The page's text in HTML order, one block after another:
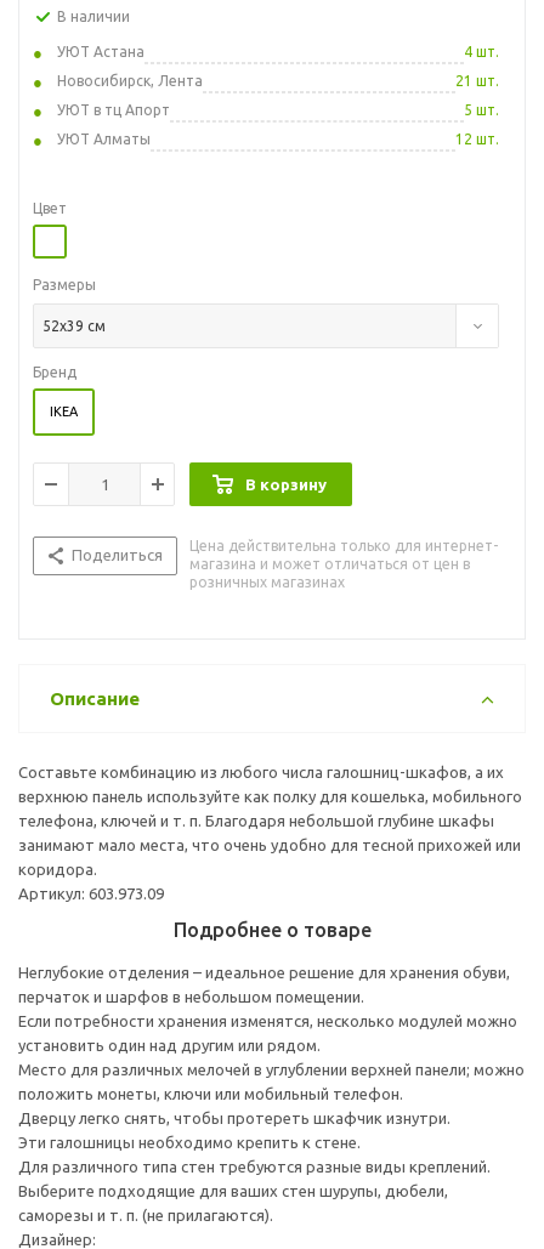
В наличии
УЮТ Астана
4 шт.
Новосибирск, Лента
21 шт.
УЮТ в тц Апорт
5 шт.
УЮТ Алматы
12 шт.
Цвет
Размеры
52x39 см
Бренд
IKEA
В корзину
Поделиться
Цена действительна только для интернет-
магазина и может отличаться от цен в
розничных магазинах
Описание
Составьте комбинацию из любого числа галошниц-шкафов, а их
верхнюю панель используйте как полку для кошелька, мобильного
телефона, ключей и т. п. Благодаря небольшой глубине шкафы
занимают мало места, что очень удобно для тесной прихожей или
коридора.
Артикул: 603.973.09
Подробнее о товаре
Неглубокие отделения – идеальное решение для хранения обуви,
перчаток и шарфов в небольшом помещении.
Если потребности хранения изменятся, несколько модулей можно
установить один над другим или рядом.
Место для различных мелочей в углублении верхней панели; можно
положить монеты, ключи или мобильный телефон.
Дверцу легко снять, чтобы протереть шкафчик изнутри.
Эти галошницы необходимо крепить к стене.
Для различного типа стен требуются разные виды креплений.
Выберите подходящие для ваших стен шурупы, дюбели,
саморезы и т. п. (не прилагаются).
Дизайнер: